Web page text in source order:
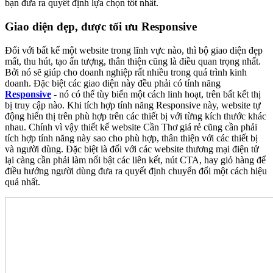
bạn đưa ra quyết định lựa chọn tốt nhất.
Giao diện đẹp, được tối ưu Responsive
Đối với bất kể một website trong lĩnh vực nào, thì bộ giao diện đẹp
mất, thu hút, tạo ấn tượng, thân thiện cũng là điều quan trọng nhất.
Bởi nó sẽ giúp cho doanh nghiệp rất nhiều trong quá trình kinh
doanh. Đặc biệt các giao diện này đều phải có tính năng
Responsive - nó có thể tùy biến một cách linh hoạt, trên bất kết thị
bị truy cập nào. Khi tích hợp tính năng Responsive này, website tự
động hiển thị trên phù hợp trên các thiết bị với từng kích thước khác
nhau. Chính vì vậy thiết kế website Cần Thơ giá rẻ cũng cần phải
tích hợp tính năng này sao cho phù hợp, thân thiện với các thiết bị
và người dùng. Đặc biệt là đối với các website thương mại điện tử
lại càng cần phải làm nổi bật các liên kết, nút CTA, hay giỏ hàng để
điều hướng người dùng đưa ra quyết định chuyển đổi một cách hiệu
quả nhất.